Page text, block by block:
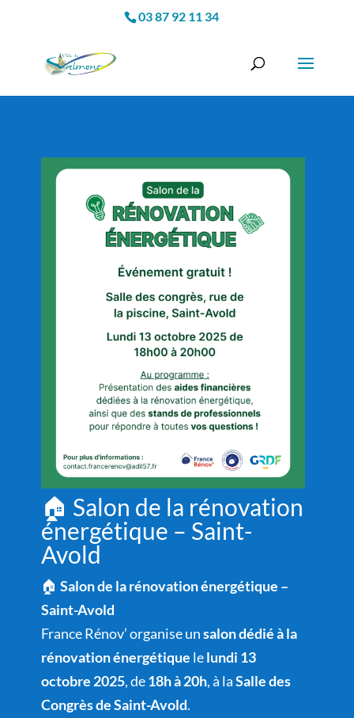
03 87 92 11 34
🏠 Salon de la rénovation
énergétique – Saint-
Avold
🏠 Salon de la rénovation énergétique –
Saint-Avold
France Rénov’ organise unsalon dédié à la
rénovation énergétique lelundi 13
octobre 2025, de18h à 20h, à laSalle des
Congrès de Saint-Avold.